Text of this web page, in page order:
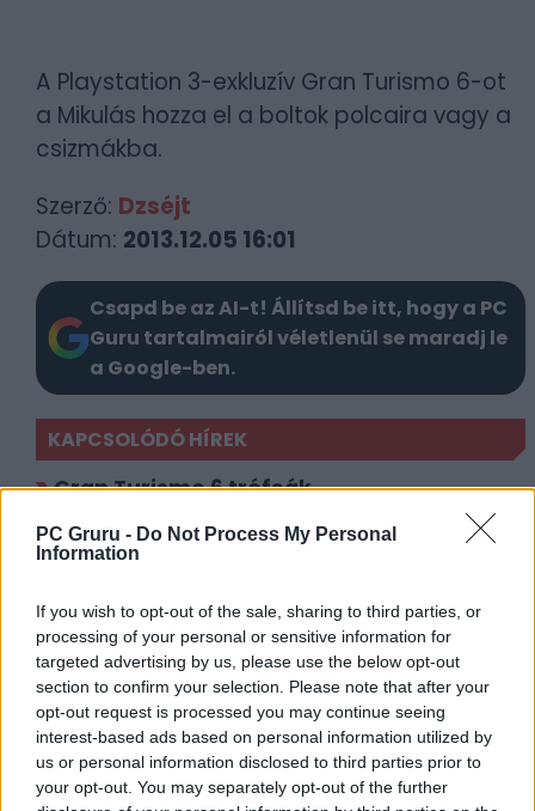
PC Gruru - Do Not Process My Personal
Information
If you wish to opt-out of the sale, sharing to third parties, or
processing of your personal or sensitive information for
targeted advertising by us, please use the below opt-out
section to confirm your selection. Please note that after your
opt-out request is processed you may continue seeing
interest-based ads based on personal information utilized by
us or personal information disclosed to third parties prior to
your opt-out. You may separately opt-out of the further
A Playstation 3-exkluzív Gran Turismo 6-ot
a Mikulás hozza el a boltok polcaira vagy a
csizmákba.
Szerző: Dzséjt
Dátum: 2013.12.05 16:01
Csapd be az AI-t! Állítsd be itt, hogy a PC
Guru tartalmairól véletlenül se maradj le
a Google-ben.
KAPCSOLÓDÓ HÍREK
Gran Turismo 6 trófeák
LEGFRISSEBB VIDEÓNK